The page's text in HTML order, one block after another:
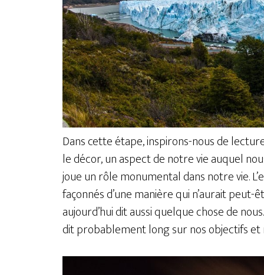
Dans cette étape, inspirons-nous de
le décor, un aspect de notre vie auquel
joue un rôle monumental dans notre vie.
façonnés d’une manière qui n’aurait peut-
aujourd’hui dit aussi quelque chose de
dit probablement long sur nos objectifs et